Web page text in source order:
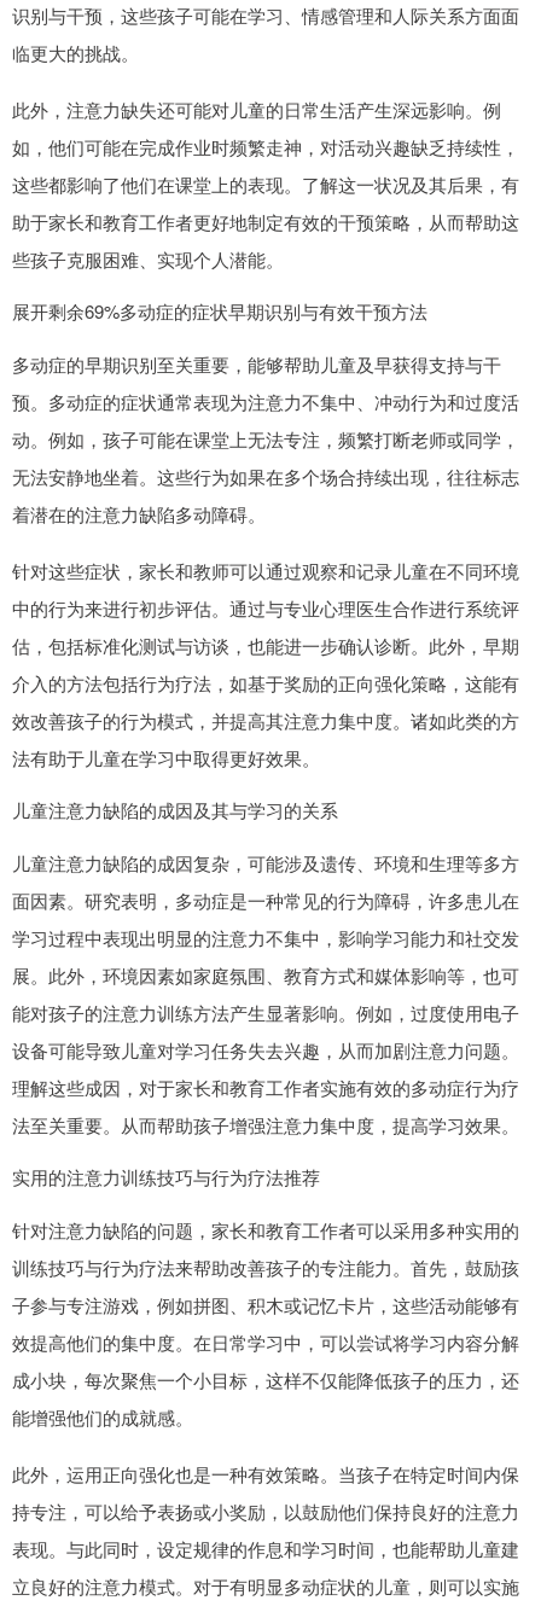
识别与干预，这些孩子可能在学习、情感管理和人际关系方面面
临更大的挑战。
此外，注意力缺失还可能对儿童的日常生活产生深远影响。例
如，他们可能在完成作业时频繁走神，对活动兴趣缺乏持续性，
这些都影响了他们在课堂上的表现。了解这一状况及其后果，有
助于家长和教育工作者更好地制定有效的干预策略，从而帮助这
些孩子克服困难、实现个人潜能。
展开剩余69%多动症的症状早期识别与有效干预方法
多动症的早期识别至关重要，能够帮助儿童及早获得支持与干
预。多动症的症状通常表现为注意力不集中、冲动行为和过度活
动。例如，孩子可能在课堂上无法专注，频繁打断老师或同学，
无法安静地坐着。这些行为如果在多个场合持续出现，往往标志
着潜在的注意力缺陷多动障碍。
针对这些症状，家长和教师可以通过观察和记录儿童在不同环境
中的行为来进行初步评估。通过与专业心理医生合作进行系统评
估，包括标准化测试与访谈，也能进一步确认诊断。此外，早期
介入的方法包括行为疗法，如基于奖励的正向强化策略，这能有
效改善孩子的行为模式，并提高其注意力集中度。诸如此类的方
法有助于儿童在学习中取得更好效果。
儿童注意力缺陷的成因及其与学习的关系
儿童注意力缺陷的成因复杂，可能涉及遗传、环境和生理等多方
面因素。研究表明，多动症是一种常见的行为障碍，许多患儿在
学习过程中表现出明显的注意力不集中，影响学习能力和社交发
展。此外，环境因素如家庭氛围、教育方式和媒体影响等，也可
能对孩子的注意力训练方法产生显著影响。例如，过度使用电子
设备可能导致儿童对学习任务失去兴趣，从而加剧注意力问题。
理解这些成因，对于家长和教育工作者实施有效的多动症行为疗
法至关重要。从而帮助孩子增强注意力集中度，提高学习效果。
实用的注意力训练技巧与行为疗法推荐
针对注意力缺陷的问题，家长和教育工作者可以采用多种实用的
训练技巧与行为疗法来帮助改善孩子的专注能力。首先，鼓励孩
子参与专注游戏，例如拼图、积木或记忆卡片，这些活动能够有
效提高他们的集中度。在日常学习中，可以尝试将学习内容分解
成小块，每次聚焦一个小目标，这样不仅能降低孩子的压力，还
能增强他们的成就感。
此外，运用正向强化也是一种有效策略。当孩子在特定时间内保
持专注，可以给予表扬或小奖励，以鼓励他们保持良好的注意力
表现。与此同时，设定规律的作息和学习时间，也能帮助儿童建
立良好的注意力模式。对于有明显多动症状的儿童，则可以实施